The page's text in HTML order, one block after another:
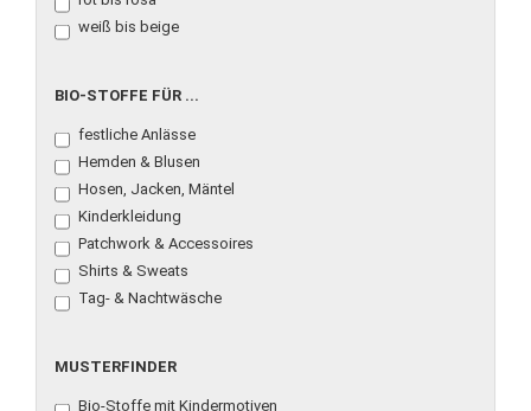
weiß bis beige
BIO-
FÜR
...
BIO-STOFFE FÜR ...
festliche Anlässe
Hemden & Blusen
Hosen, Jacken, Mäntel
Kinderkleidung
Patchwork & Accessoires
Shirts & Sweats
Tag- & Nachtwäsche
MUSTERFINDER
MUSTERFINDER
Bio-Stoffe mit Kindermotiven